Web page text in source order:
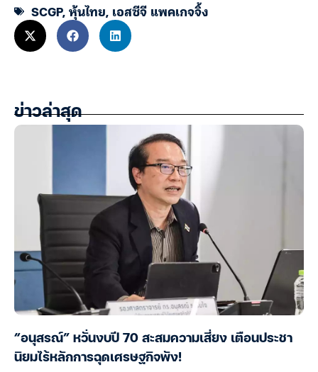
SCGP,หุ้นไทย, เอสซีจี แพคเกจจิ้ง
ข่าวล่าสุด
“อนุสรณ์” หวั่นงบปี 70 สะสมความเสี่ยง เตือนประชา
นิยมไร้หลักการฉุดเศรษฐกิจพัง!